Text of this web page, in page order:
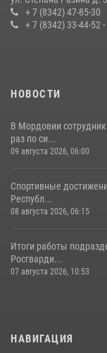
конкурса
23 июля 2026, 11:54
+ 7 (8342) 47-85-30
+ 7 (8342) 33-44-52
НОВОСТИ
В Мордовии
раз по си...
09 августа 2026, 06:00
Спортивные
Республ...
08 августа 2026, 06:15
Итоги работы
Росгварди...
07 августа 2026, 10:53
НАВИГАЦИЯ